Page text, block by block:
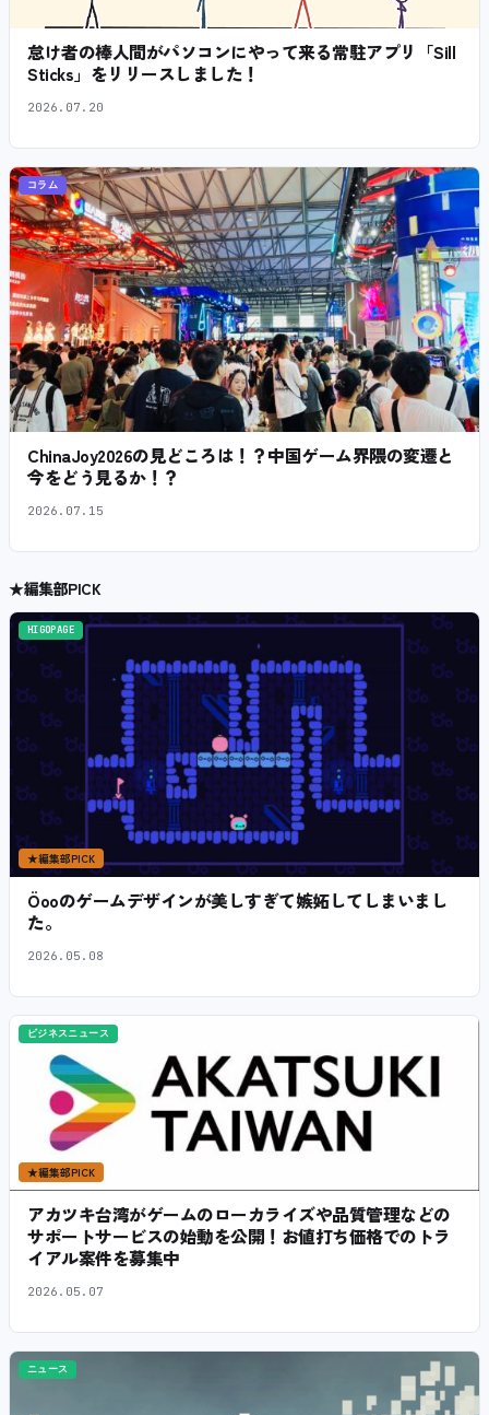
怠け者の棒人間がパソコンにやって来る常駐アプリ「Sill
Sticks」をリリースしました！
2026.07.20
コラム
ChinaJoy2026の見どころは！？中国ゲーム界隈の変遷と
今をどう見るか！？
2026.07.15
★編集部PICK
HIGOPAGE
★編集部PICK
Öooのゲームデザインが美しすぎて嫉妬してしまいまし
た。
2026.05.08
ビジネスニュース
★編集部PICK
アカツキ台湾がゲームのローカライズや品質管理などの
サポートサービスの始動を公開！お値打ち価格でのトラ
イアル案件を募集中
2026.05.07
ニュース